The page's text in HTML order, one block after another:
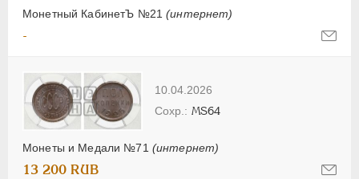
Монетный КабинетЪ №21(интернет)
-
10.04.2026
Монеты и Медали №71 (интернет)
MS64
13 200 RUB